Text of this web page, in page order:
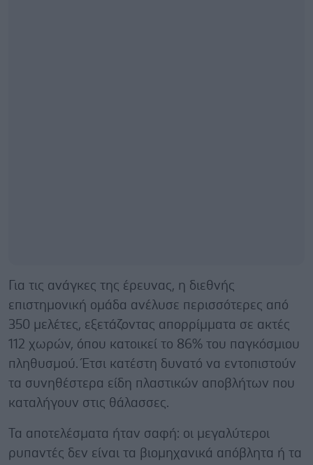
Για τις ανάγκες της έρευνας, η διεθνής
επιστημονική ομάδα ανέλυσε περισσότερες από
350 μελέτες, εξετάζοντας απορρίμματα σε ακτές
112 χωρών, όπου κατοικεί το 86% του παγκόσμιου
πληθυσμού. Έτσι κατέστη δυνατό να εντοπιστούν
τα συνηθέστερα είδη πλαστικών αποβλήτων που
καταλήγουν στις θάλασσες.
Τα αποτελέσματα ήταν σαφή: οι μεγαλύτεροι
ρυπαντές δεν είναι τα βιομηχανικά απόβλητα ή τα